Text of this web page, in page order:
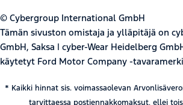
© Cybergroup International GmbH
Tämän sivuston omistaja ja ylläpitäjä on
GmbH, Saksa | cyber-Wear Heidelberg
käytetyt Ford Motor Company -
* Kaikki hinnat sis. voimassaolevan
tarvittaessa postiennakkomaksut, ellei